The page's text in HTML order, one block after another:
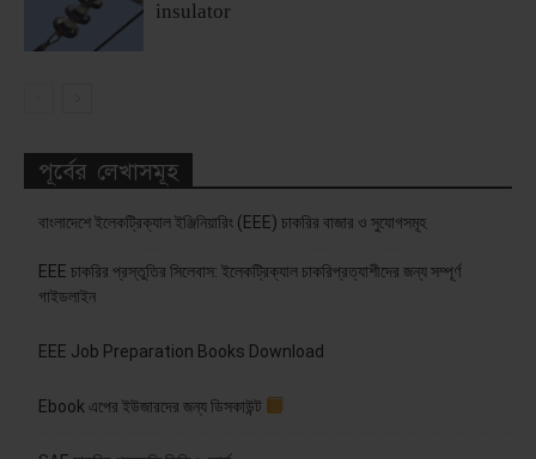
insulator
পূর্বের লেখাসমূহ
বাংলাদেশে ইলেকট্রিক্যাল ইঞ্জিনিয়ারিং (EEE) চাকরির বাজার ও সুযোগসমূহ
EEE চাকরির প্রস্তুতির সিলেবাস: ইলেকট্রিক্যাল চাকরিপ্রত্যাশীদের জন্য সম্পূর্ণ
গাইডলাইন
EEE Job Preparation Books Download
Ebook এপের ইউজারদের জন্য ডিসকাউন্ট